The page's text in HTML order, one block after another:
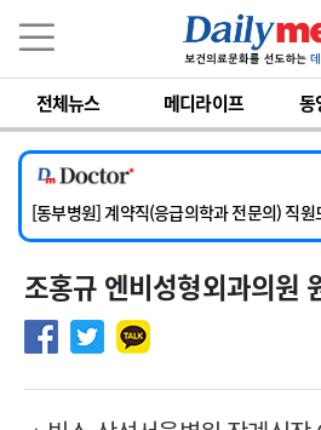
전체뉴스 메디라이프 동
[서울아산병원] 2026년 하반기 인턴 모집
[영남대학교의료원] 마취통증의학과 임기제
[충남대학교병원] 소아청소년과(소아응급
[동부병원] 계약직(응급의학과 전문의) 직원
[이대목동병원] 하반기 전공의(레지던트1년
[서울아산병원] 2026년 하반기 인턴 모집
[영남대학교의료원] 마취통증의학과 임기제
조홍규 엔비성형외과의원